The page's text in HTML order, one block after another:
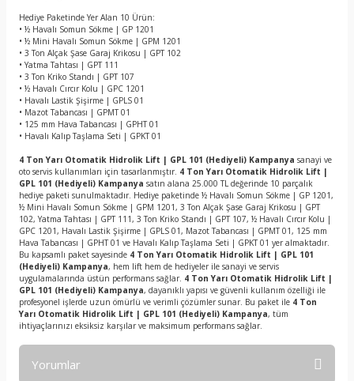
Hediye Paketinde Yer Alan 10 Ürün:
• ½ Havalı Somun Sökme | GP 1201
• ½ Mini Havalı Somun Sökme | GPM 1201
• 3 Ton Alçak Şase Garaj Krikosu | GPT 102
• Yatma Tahtası | GPT 111
• 3 Ton Kriko Standı | GPT 107
• ½ Havalı Cırcır Kolu | GPC 1201
• Havalı Lastik Şişirme | GPLS 01
• Mazot Tabancası | GPMT 01
• 125 mm Hava Tabancası | GPHT 01
• Havalı Kalıp Taşlama Seti | GPKT 01
4 Ton Yarı Otomatik Hidrolik Lift | GPL 101 (Hediyeli) Kampanya sanayi ve
oto servis kullanımları için tasarlanmıştır. 4 Ton Yarı Otomatik Hidrolik Lift |
GPL 101 (Hediyeli) Kampanya satın alana 25.000 TL değerinde 10 parçalık
hediye paketi sunulmaktadır. Hediye paketinde ½ Havalı Somun Sökme | GP 1201,
½ Mini Havalı Somun Sökme | GPM 1201, 3 Ton Alçak Şase Garaj Krikosu | GPT
102, Yatma Tahtası | GPT 111, 3 Ton Kriko Standı | GPT 107, ½ Havalı Cırcır Kolu |
GPC 1201, Havalı Lastik Şişirme | GPLS 01, Mazot Tabancası | GPMT 01, 125 mm
Hava Tabancası | GPHT 01 ve Havalı Kalıp Taşlama Seti | GPKT 01 yer almaktadır.
Bu kapsamlı paket sayesinde 4 Ton Yarı Otomatik Hidrolik Lift | GPL 101
(Hediyeli) Kampanya, hem lift hem de hediyeler ile sanayi ve servis
uygulamalarında üstün performans sağlar. 4 Ton Yarı Otomatik Hidrolik Lift |
GPL 101 (Hediyeli) Kampanya, dayanıklı yapısı ve güvenli kullanım özelliği ile
profesyonel işlerde uzun ömürlü ve verimli çözümler sunar. Bu paket ile 4 Ton
Yarı Otomatik Hidrolik Lift | GPL 101 (Hediyeli) Kampanya, tüm
ihtiyaçlarınızı eksiksiz karşılar ve maksimum performans sağlar.
Yorumlar